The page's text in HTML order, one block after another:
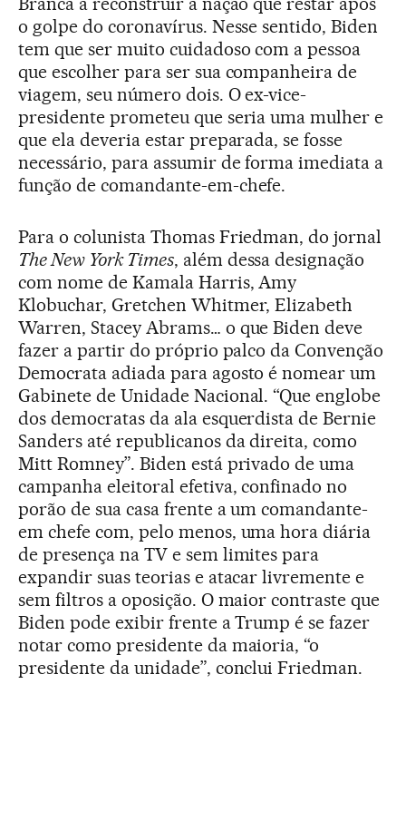
o golpe do coronavírus. Nesse sentido, Biden
tem que ser muito cuidadoso com a pessoa
que escolher para ser sua companheira de
viagem, seu número dois. O ex-vice-
presidente prometeu que seria uma mulher e
que ela deveria estar preparada, se fosse
necessário, para assumir de forma imediata a
função de comandante-em-chefe.
Para o colunista Thomas Friedman, do jornal
The New York Times, além dessa designação
com nome de Kamala Harris, Amy
Klobuchar, Gretchen Whitmer, Elizabeth
Warren, Stacey Abrams… o que Biden deve
fazer a partir do próprio palco da Convenção
Democrata adiada para agosto é nomear um
Gabinete de Unidade Nacional. “Que englobe
dos democratas da ala esquerdista de Bernie
Sanders até republicanos da direita, como
Mitt Romney”. Biden está privado de uma
campanha eleitoral efetiva, confinado no
porão de sua casa frente a um comandante-
em chefe com, pelo menos, uma hora diária
de presença na TV e sem limites para
expandir suas teorias e atacar livremente e
sem filtros a oposição. O maior contraste que
Biden pode exibir frente a Trump é se fazer
notar como presidente da maioria, “o
presidente da unidade”, conclui Friedman.